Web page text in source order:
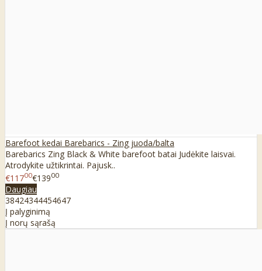
Barefoot kedai Barebarics - Zing juoda/balta
Barebarics Zing Black & White barefoot batai Judėkite laisvai.
Atrodykite užtikrintai. Pajusk..
€11700€13900
Daugiau
38424344454647
Į palyginimą
Į norų sąrašą